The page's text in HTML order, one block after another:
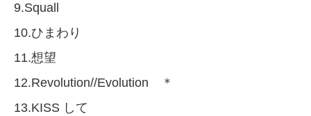
9.Squall
10.ひまわり
11.想望
12.Revolution//Evolution ＊
13.KISS して